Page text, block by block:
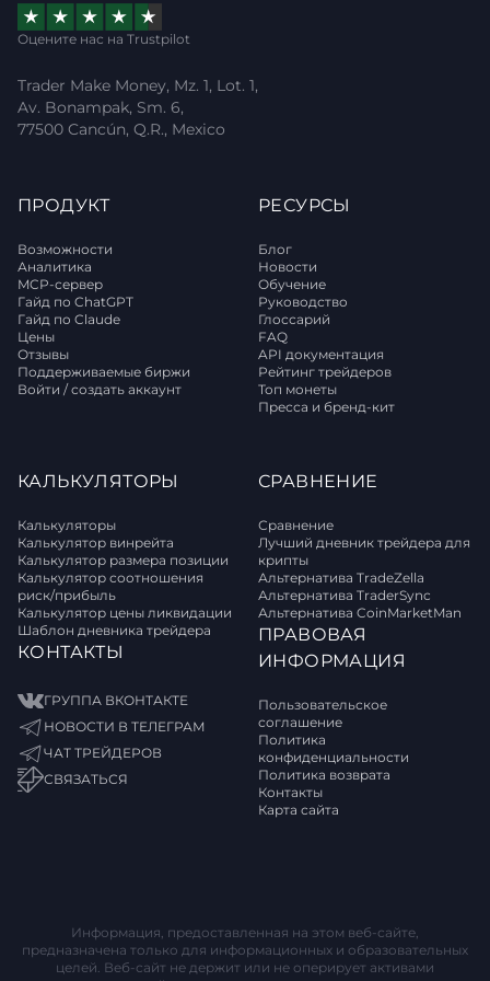
Оцените нас на Trustpilot
Trader Make Money, Mz. 1, Lot. 1,
Av. Bonampak, Sm. 6,
77500 Cancún, Q.R., Mexico
ПРОДУКТ
Возможности
Аналитика
MCP-сервер
Гайд по ChatGPT
Гайд по Claude
Цены
Отзывы
Поддерживаемые биржи
Войти / создать аккаунт
РЕСУРСЫ
Блог
Новости
Обучение
Руководство
Глоссарий
FAQ
API документация
Рейтинг трейдеров
Топ монеты
Пресса и бренд-кит
КАЛЬКУЛЯТОРЫ
Калькуляторы
Калькулятор винрейта
Калькулятор размера позиции
Калькулятор соотношения
риск/прибыль
Калькулятор цены ликвидации
Шаблон дневника трейдера
КОНТАКТЫ
ГРУППА ВКОНТАКТЕ
НОВОСТИ В ТЕЛЕГРАМ
ЧАТ ТРЕЙДЕРОВ
СВЯЗАТЬСЯ
СРАВНЕНИЕ
Сравнение
Лучший дневник трейдера для
крипты
Альтернатива TradeZella
Альтернатива TraderSync
Альтернатива CoinMarketMan
ПРАВОВАЯ
ИНФОРМАЦИЯ
Пользовательское
соглашение
Политика
конфиденциальности
Политика возврата
Контакты
Карта сайта
Информация, предоставленная на этом веб-сайте,
предназначена только для информационных и образовательных
целей. Веб-сайт не держит или не оперирует активами